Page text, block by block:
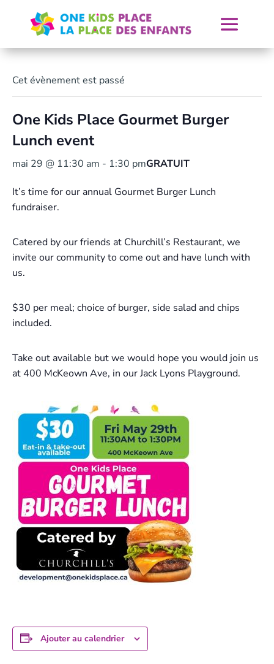
content
Cet évènement est passé
One Kids Place Gourmet Burger
Lunch event
mai 29 @ 11:30 am - 1:30 pmGRATUIT
It’s time for our annual Gourmet Burger Lunch
fundraiser.
Catered by our friends at Churchill’s Restaurant, we
invite our community to come out and have lunch with
us.
$30 per meal; choice of burger, side salad and chips
included.
Take out available but we would hope you would join us
at 400 McKeown Ave, in our Jack Lyons Playground.
Ajouter au calendrier